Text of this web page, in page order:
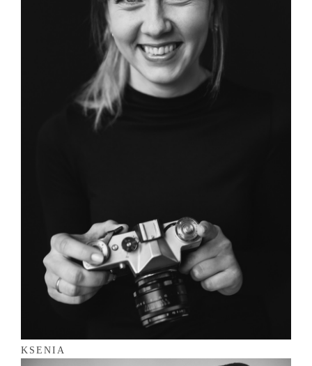
KSENIA